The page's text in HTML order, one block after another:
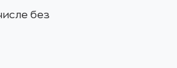
без